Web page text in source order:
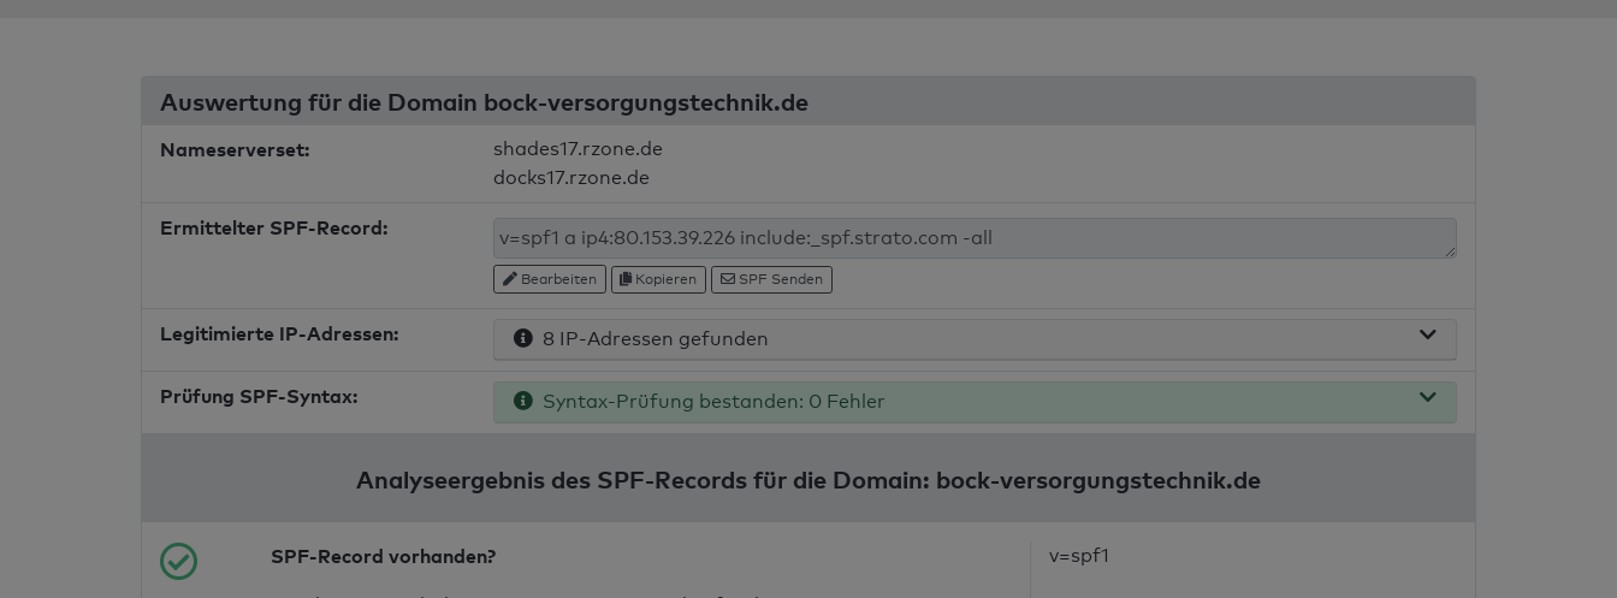
Auswertung für die Domain bock-versorgungstechnik.de
Nameserverset:
shades17.rzone.de
docks17.rzone.de
Ermittelter SPF-Record:
Bearbeiten Kopieren SPF Senden
Legitimierte IP-Adressen: 8 IP-Adressen gefunden
Prüfung SPF-Syntax: Syntax-Prüfung bestanden: 0 Fehler
Analyseergebnis des SPF-Records für die Domain: bock-versorgungstechnik.de
SPF-Record vorhanden? v=spf1